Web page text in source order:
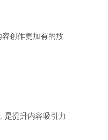
创作更加有的放
是提升内容吸引力